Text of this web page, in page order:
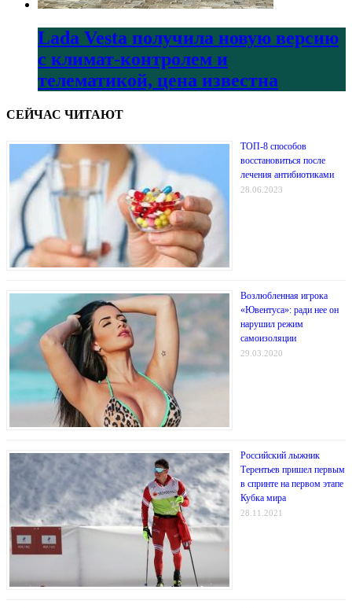
Lada Vesta получила новую версию
с климат-контролем и
телематикой, цена известна
СЕЙЧАС ЧИТАЮТ
ТОП-8 способов
восстановиться после
лечения антибиотиками
28.06.2023
Возлюбленная игрока
«Ювентуса»: ради нее он
нарушил режим
самоизоляции
29.03.2020
Российский лыжник
Терентьев пришел первым
в спринте на первом этапе
Кубка мира
28.11.2021